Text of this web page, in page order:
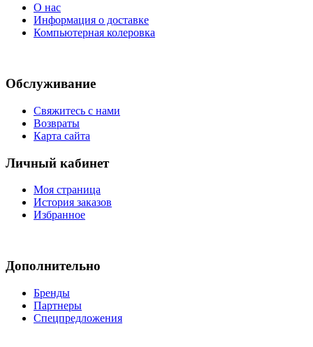
О нас
Информация о доставке
Компьютерная колеровка
Обслуживание
Свяжитесь с нами
Возвраты
Карта сайта
Личный кабинет
Моя страница
История заказов
Избранное
Дополнительно
Бренды
Партнеры
Спецпредложения